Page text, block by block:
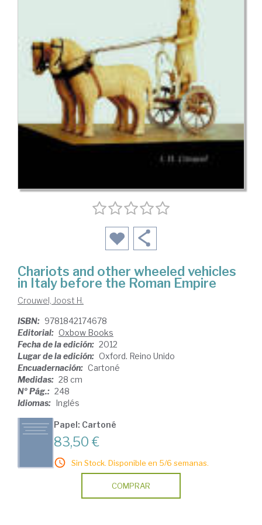
Chariots and other wheeled vehicles
in Italy before the Roman Empire
Crouwel, Joost H.
ISBN: 9781842174678
Editorial: Oxbow Books
Fecha de la edición: 2012
Lugar de la edición: Oxford. Reino Unido
Encuadernación: Cartoné
Medidas: 28 cm
Nº Pág.: 248
Idiomas: Inglés
Papel: Cartoné
83,50 €
Sin Stock. Disponible en 5/6 semanas.
COMPRAR